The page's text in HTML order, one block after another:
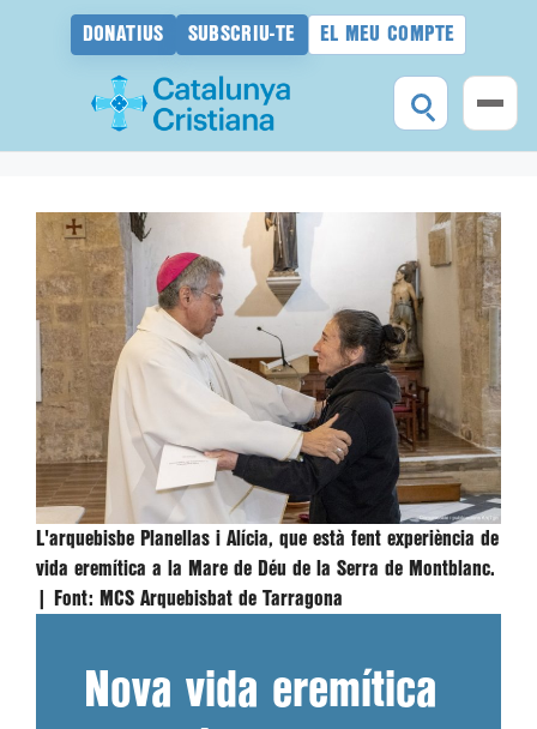
DONATIUS SUBSCRIU-TE EL MEU COMPTE
contingut
L'arquebisbe Planellas i Alícia, que està fent experiència de
vida eremítica a la Mare de Déu de la Serra de Montblanc.
Font: MCS Arquebisbat de Tarragona
Nova vida eremítica